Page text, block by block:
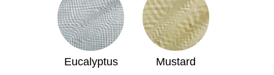
Eucalyptus Mustard